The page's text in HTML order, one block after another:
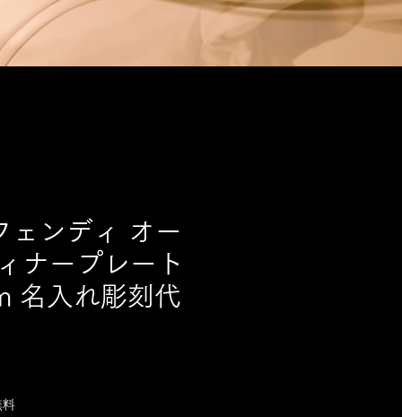
ェンディ オー
ナープレート
名入れ彫刻代
料